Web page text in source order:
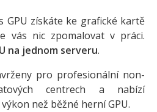
GPU získáte ke grafické kartě
vás nic zpomalovat v práci.
na jednom serveru.
pro profesionální non-
centrech a nabízí
než běžné herní GPU.